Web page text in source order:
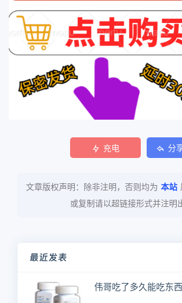
充电 分
文章版权声明：除非注明，否则均为 本站
或复制请以超链接形式并注明
最近发表
伟哥吃了多久能吃东西